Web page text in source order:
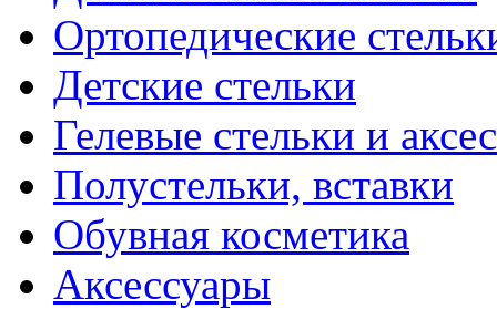
Ортопедические
Детские стельки
Гелевые стельки и
Полустельки, вставки
Обувная косметика
Аксессуары